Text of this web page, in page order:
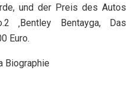
und der Preis des Autos
‚Bentley Bentayga, Das
Euro.